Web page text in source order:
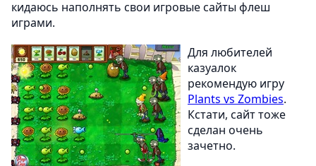
кидаюсь наполнять свои игровые сайты флеш
играми.
Для любителей
казуалок
рекомендую игру
Plants vs Zombies.
Кстати, сайт тоже
сделан очень
зачетно.